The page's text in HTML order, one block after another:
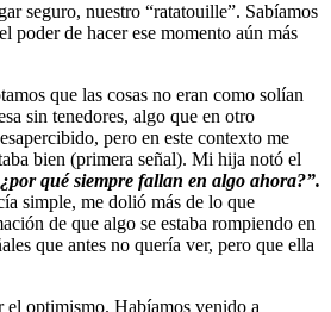
seguro, nuestro “ratatouille”. Sabíamos
poder de hacer ese momento aún más
que las cosas no eran como solían
sin tenedores, algo que en otro
pero en este contexto me
bien (primera señal). Mi hija notó el
qué siempre fallan en algo ahora?”.
simple, me dolió más de lo que
de que algo se estaba rompiendo en
que antes no quería ver, pero que ella
el optimismo. Habíamos venido a